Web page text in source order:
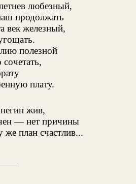
любезный,
продолжать
век железный,
полезной
плату.
жив,
— нет причины
же план счастлив...